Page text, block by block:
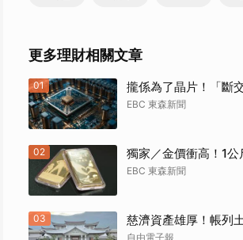
更多理財相關文章
01 攏係為了晶片！「斷
EBC 東森新聞
02 獨家／金價衝高！1
EBC 東森新聞
03 慈濟資產雄厚！帳列
自由電子報